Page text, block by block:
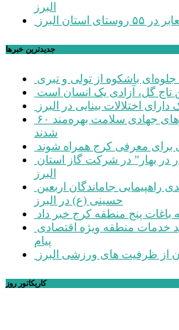
البرز
البرز
جديدترين خبرها
جلوه‌ای باشکوه از تولی و تبری
تاج گل، آزادی یک انسان است
۶۰ هزار البرزی از خدمات اردوهای جهادی سلامت بهره‌مند
شدند
برای معرفی کرج همراه شوند
البرز
حسینی (ع) در البرز
پنج منطقه کرج خبر داد
پیام
از ظرفیت های ورزشی البرز
کاریکاتور روز